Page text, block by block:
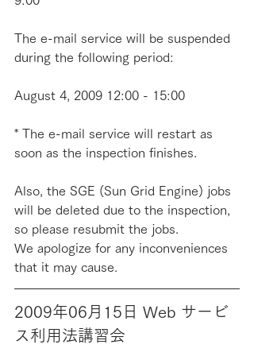
The e-mail service will be suspended
during the following period:
August 4, 2009 12:00 - 15:00
* The e-mail service will restart as
soon as the inspection finishes.
Also, the SGE (Sun Grid Engine) jobs
will be deleted due to the inspection,
so please resubmit the jobs.
We apologize for any inconveniences
that it may cause.
2009年06月15日 Web サービ
ス利用法講習会